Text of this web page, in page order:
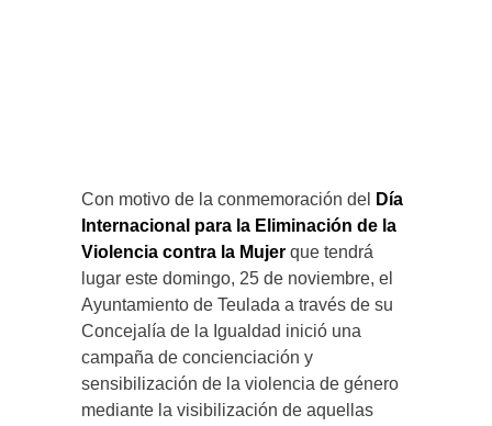
Con motivo de la conmemoración del
Día
Internacional para la Eliminación de la
Violencia contra la Mujer que tendrá
lugar este domingo, 25 de noviembre, el
Ayuntamiento de Teulada a través de su
Concejalía de la Igualdad inició una
campaña de concienciación y
sensibilización de la violencia de género
mediante la visibilización de aquellas